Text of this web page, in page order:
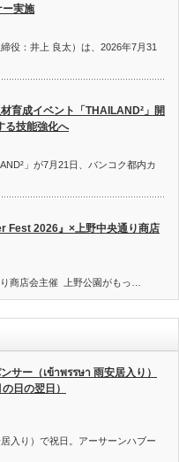
ー実施
役：井上 良太）は、2026年7月31
育成イベント「THAILAND²」開
技能強化へ
」が7月21日、バンコク都内カ
Fest 2026』×上野中央通り商店
商店会主催 上野公園がもっ…
サー（เข้าพรรษา 雨安居入り）
日の翌日）
入り）で祝日。アーサーンハブー